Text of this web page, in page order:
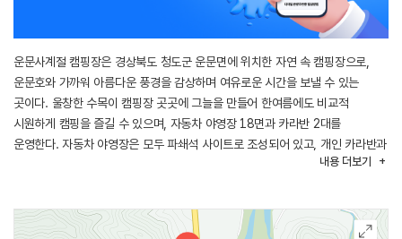
운문사계절 캠핑장은 경상북도 청도군 운문면에 위치한 자연 속 캠핑장으로,
운문호와 가까워 아름다운 풍경을 감상하며 여유로운 시간을 보낼 수 있는
곳이다. 울창한 수목이 캠핑장 곳곳에 그늘을 만들어 한여름에도 비교적
시원하게 캠핑을 즐길 수 있으며, 자동차 야영장 18면과 카라반 2대를
운영한다. 자동차 야영장은 모두 파쇄석 사이트로 조성되어 있고, 개인 카라반과
트레일러 동반 입장도 가능하다. 카라반 객실에는 침대와 개수대 등 기본 생활에
운문사와 운문산군립공원, 가지산도립공원 등 대표 관광지가 자리해 캠핑과
함께 다양한 자연·문화 관광을 즐기기 좋다. 주변에는 음식점도 많아 식사까지
내용 더보기